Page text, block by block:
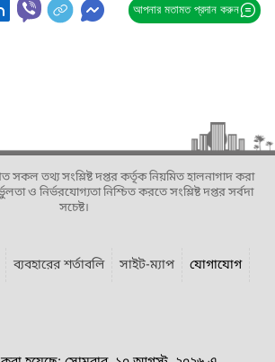
আপনার মতামত প্রদান করুন
সকল তথ্য সংশ্লিষ্ট দপ্তর কর্তৃক নিয়মিত হালনাগাদ করা
ও নির্ভরযোগ্যতা নিশ্চিত করতে সংশ্লিষ্ট দপ্তর সর্বদা
সচেষ্ট।
ব্যবহারের শর্তাবলি সাইট-ম্যাপ
যোগাযোগ